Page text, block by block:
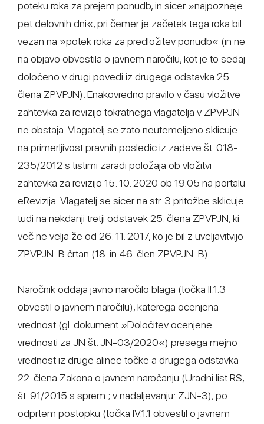
poteku roka za prejem ponudb, in sicer »najpozneje
pet delovnih dni«, pri čemer je začetek tega roka bil
vezan na »potek roka za predložitev ponudb« (in ne
na objavo obvestila o javnem naročilu, kot je to sedaj
določeno v drugi povedi iz drugega odstavka 25.
člena ZPVPJN). Enakovredno pravilo v času vložitve
zahtevka za revizijo tokratnega vlagatelja v ZPVPJN
ne obstaja. Vlagatelj se zato neutemeljeno sklicuje
na primerljivost pravnih posledic iz zadeve št. 018-
235/2012 s tistimi zaradi položaja ob vložitvi
zahtevka za revizijo 15. 10. 2020 ob 19.05 na portalu
eRevizija. Vlagatelj se sicer na str. 3 pritožbe sklicuje
tudi na nekdanji tretji odstavek 25. člena ZPVPJN, ki
več ne velja že od 26. 11. 2017, ko je bil z uveljavitvijo
ZPVPJN-B črtan (18. in 46. člen ZPVPJN-B).
Naročnik oddaja javno naročilo blaga (točka II.1.3
obvestil o javnem naročilu), katerega ocenjena
vrednost (gl. dokument »Določitev ocenjene
vrednosti za JN št. JN-03/2020«) presega mejno
vrednost iz druge alinee točke a drugega odstavka
22. člena Zakona o javnem naročanju (Uradni list RS,
št. 91/2015 s sprem.; v nadaljevanju: ZJN-3), po
odprtem postopku (točka IV.1.1 obvestil o javnem